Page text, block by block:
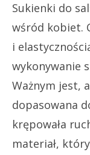
Sukienki do
wśród kobiet.
i
wykonywanie
Ważnym jest,
dopasowana
krępowała
materiał,